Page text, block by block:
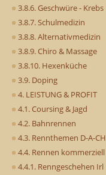
3.8.6. Geschwüre - Krebs
3.8.7. Schulmedizin
3.8.8. Alternativmedizin
3.8.9. Chiro & Massage
3.8.10. Hexenküche
3.9. Doping
4. LEISTUNG & PROFIT
4.1. Coursing & Jagd
4.2. Bahnrennen
4.3. Rennthemen D-A-CH
4.4. Rennen kommerziell
4.4.1. Renngeschehen Irl